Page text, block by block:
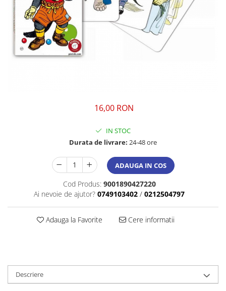
16,00 RON
IN STOC
Durata de livrare: 24-48 ore
ADAUGA IN COS
Cod Produs: 9001890427220
Ai nevoie de ajutor? 0749103402 / 0212504797
Adauga la Favorite Cere informatii
Descriere